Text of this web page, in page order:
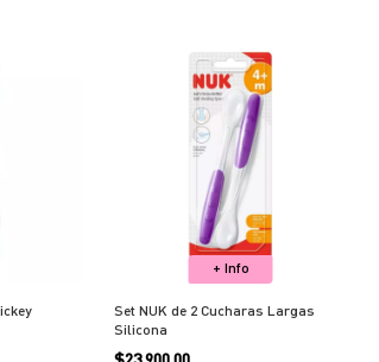
+ Info
Set NUK de 2 Cucharas Largas
Silicona